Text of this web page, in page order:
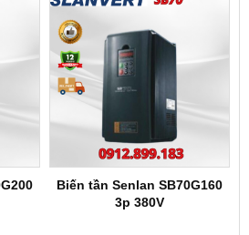
Biến tần Senlan SB70G160
3p 380V